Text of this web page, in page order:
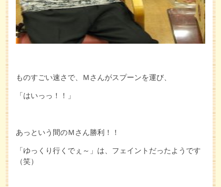
ものすごい速さで、Ｍさんがスプーンを運び、
「はいっっ！！」
あっという間のＭさん勝利！！
「ゆっくり行くでぇ～」は、フェイントだったようです
（笑）